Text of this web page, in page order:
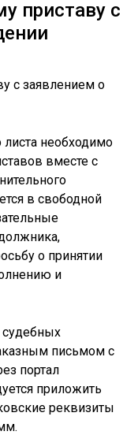
приставу с
листа необходимо
вместе с
в свободной
о принятии
и
судебных
письмом с
портал
приложить
реквизиты